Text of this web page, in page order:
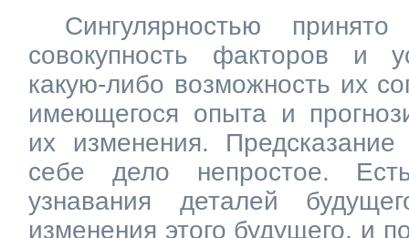
Сингулярностью
совокупность факторов и
какую-либо возможность их
имеющегося опыта и
их изменения.
себе дело непростое.
узнавания деталей
изменения этого будущего, и